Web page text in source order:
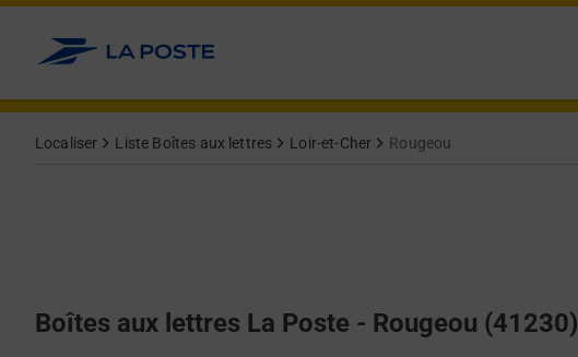
Allez au contenu
Localiser Liste Boîtes aux lettres Loir-et-Cher Rougeou
Boîtes aux lettres La Poste - Rougeou (41230)